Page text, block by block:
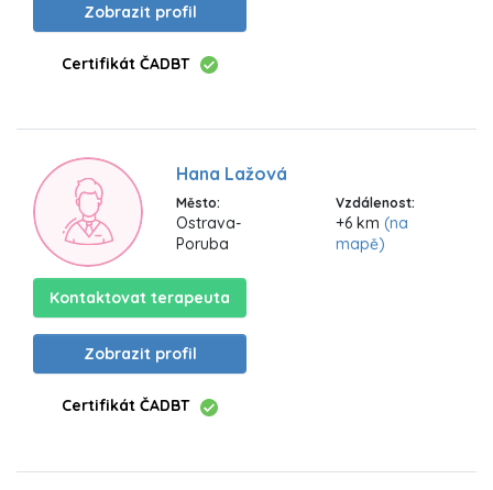
Zobrazit profil
Certifikát ČADBT
Hana Lažová
Město:
Ostrava-
Poruba
Vzdálenost:
+6 km(na
mapě)
Kontaktovat terapeuta
Zobrazit profil
Certifikát ČADBT